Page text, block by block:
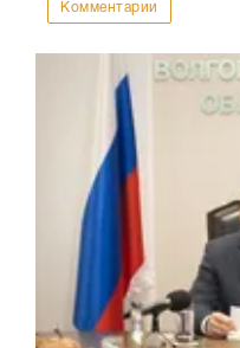
Комментарии